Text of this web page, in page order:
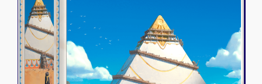
Naruto Mythos
Autres